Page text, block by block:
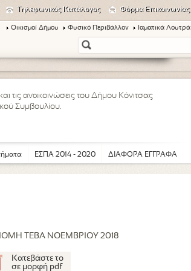
Τηλεφωνικός Κατάλογος Φόρμα Επικοινωνίας
Οικισμοί Δήμου Φυσικό Περιβάλλον Ιαματικά Λουτρά
τις ανακοινώσεις του Δήμου Κόνιτσας
Συμβουλίου.
ΕΣΠΑ 2014 - 2020 ΔΙΑΦΟΡΑ ΕΓΓΡΑΦΑ
ΤΕΒΑ ΝΟΕΜΒΡΙΟΥ 2018
Κατεβάστε το
σε μορφή pdf